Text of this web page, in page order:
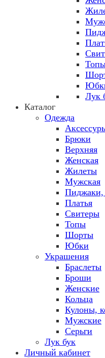
Лук
Каталог
Одежда
Брюки
Верхняя
Женская
Жилеты
Мужская
Пиджаки,
Платья
Свитеры
Топы
Шорты
Юбки
Украшения
Браслеты
Броши
Женские
Кольца
Кулоны,
Мужские
Серьги
Лук бук
Личный кабинет